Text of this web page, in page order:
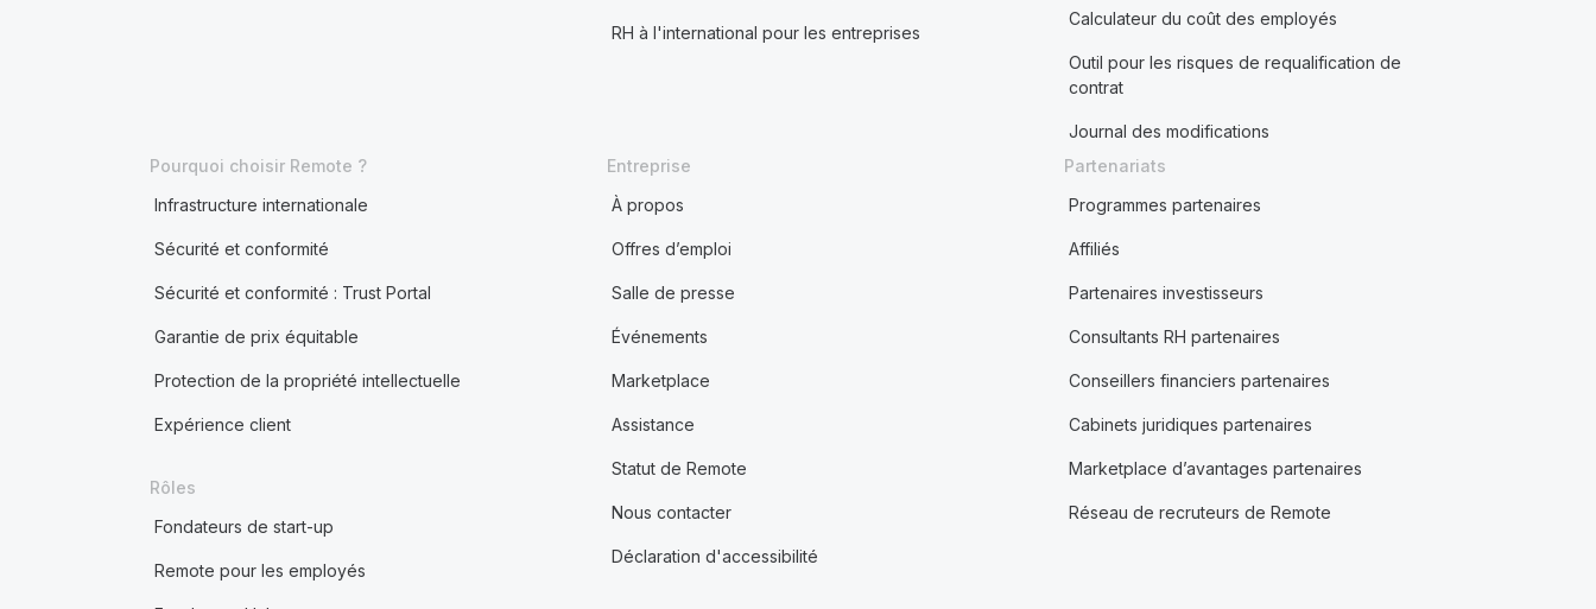
RH à l'international pour les entreprises
Calculateur du coût des employés
Outil pour les risques de requalification de
contrat
Journal des modifications
Pourquoi choisir Remote ?
Infrastructure internationale
Sécurité et conformité
Sécurité et conformité : Trust Portal
Garantie de prix équitable
Protection de la propriété intellectuelle
Expérience client
Rôles
Fondateurs de start-up
Remote pour les employés
Entreprise
À propos
Offres d’emploi
Salle de presse
Événements
Marketplace
Assistance
Statut de Remote
Nous contacter
Déclaration d'accessibilité
Partenariats
Programmes partenaires
Affiliés
Partenaires investisseurs
Consultants RH partenaires
Conseillers financiers partenaires
Cabinets juridiques partenaires
Marketplace d’avantages partenaires
Réseau de recruteurs de Remote